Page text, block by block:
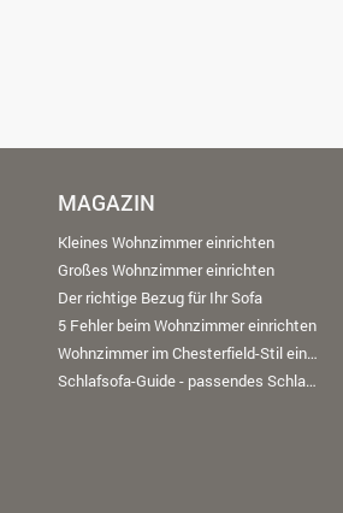
MAGAZIN
Kleines Wohnzimmer einrichten
Großes Wohnzimmer einrichten
Der richtige Bezug für Ihr Sofa
5 Fehler beim Wohnzimmer einrichten
Wohnzimmer im Chesterfield-Stil einrichten
Schlafsofa-Guide - passendes Schlafsofa finden